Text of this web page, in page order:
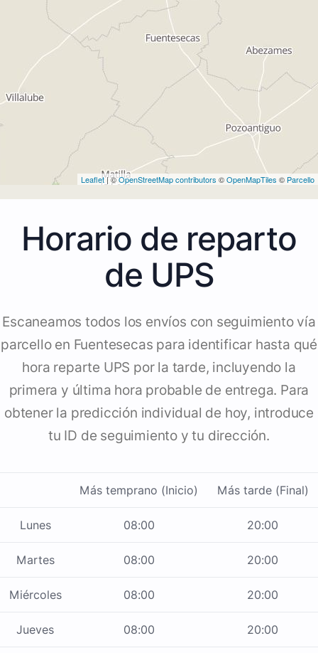
Leaflet| ©OpenStreetMap contributors ©OpenMapTiles © Parcello
Horario de reparto
de UPS
Escaneamos todos los envíos con seguimiento vía
parcello en Fuentesecas para identificar hasta qué
hora reparte UPS por la tarde, incluyendo la
primera y última hora probable de entrega. Para
obtener la predicción individual de hoy, introduce
tu ID de seguimiento y tu dirección.
Más temprano (Inicio) Más tarde (Final)
Lunes 08:00 20:00
Martes 08:00 20:00
Miércoles 08:00 20:00
Jueves 08:00 20:00